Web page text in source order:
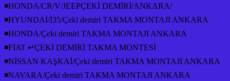
◾HONDA/CR/V/JEEPÇEKİ DEMİRİ/ANKARA/
◾HYUNDAİ/İ35/Çeki demiri TAKMA MONTAJI ANKARA
◾HONDA/Çeki demiri TAKMA MONTAJI ANKARA
◾FİAT ↵ÇEKİ DEMİRİ TAKMA MONTESİ
◾NİSSAN KAŞKAİ/Çeki demiri TAKMA MONTAJI ANKARA
◾NAVARA/Çeki demiri TAKMA MONTAJI ANKARA